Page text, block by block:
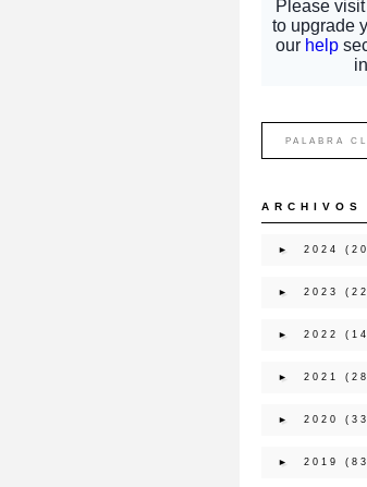
ARCHIVOS
► 2024
► 2023
► 2022
► 2021
► 2020
► 2019